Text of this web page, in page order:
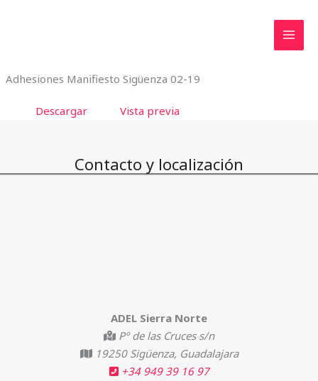
Adhesiones Manifiesto Sigüenza 02-19
Descargar Vista previa
Contacto y localización
ADEL Sierra Norte
Pº de las Cruces s/n
19250 Sigüenza, Guadalajara
+34 949 39 16 97